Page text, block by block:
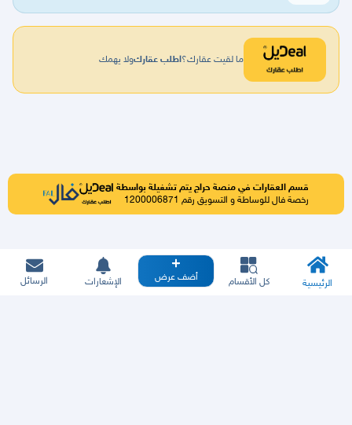
ما لقيت عقارك؟اطلب عقاركولا يهمك
قسم العقارات في منصة حراج يتم تشغيلة بواسطة
رخصة فال للوساطة و التسويق رقم 1200006871
الرئيسية كل الأقسام أضف عرض الإشعارات الرسائل